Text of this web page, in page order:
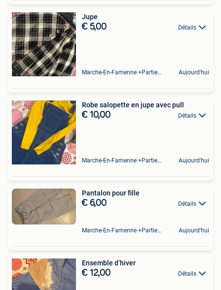
Jupe
€ 5,00 Détails
Marche-En-Famenne +Partie De Baillonville Et Noiseux Aujourd'hui
Robe salopette en jupe avec pull
€ 10,00 Détails
Marche-En-Famenne +Partie De Baillonville Et Noiseux Aujourd'hui
Pantalon pour fille
€ 6,00 Détails
Marche-En-Famenne +Partie De Baillonville Et Noiseux Aujourd'hui
Ensemble d’hiver
€ 12,00 Détails